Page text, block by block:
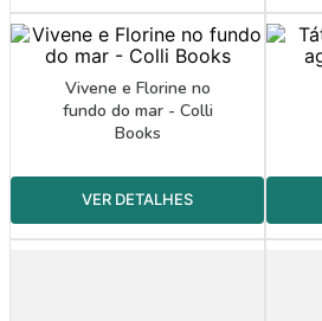
Vivene e Florine no
fundo do mar - Colli
Books